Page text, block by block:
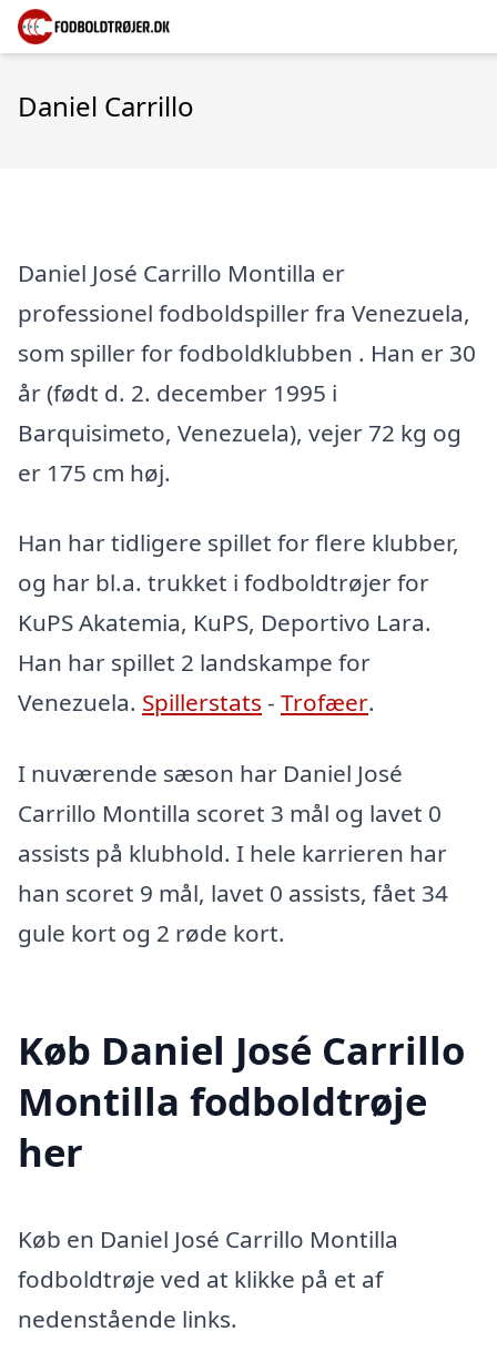
Daniel Carrillo
Daniel José Carrillo Montilla er
professionel fodboldspiller fra Venezuela,
som spiller for fodboldklubben . Han er 30
år (født d. 2. december 1995 i
Barquisimeto, Venezuela), vejer 72 kg og
er 175 cm høj.
Han har tidligere spillet for flere klubber,
og har bl.a. trukket i fodboldtrøjer for
KuPS Akatemia, KuPS, Deportivo Lara.
Han har spillet 2 landskampe for
Venezuela. Spillerstats - Trofæer.
I nuværende sæson har Daniel José
Carrillo Montilla scoret 3 mål og lavet 0
assists på klubhold. I hele karrieren har
han scoret 9 mål, lavet 0 assists, fået 34
gule kort og 2 røde kort.
Køb Daniel José Carrillo
Montilla fodboldtrøje
her
Køb en Daniel José Carrillo Montilla
fodboldtrøje ved at klikke på et af
nedenstående links.